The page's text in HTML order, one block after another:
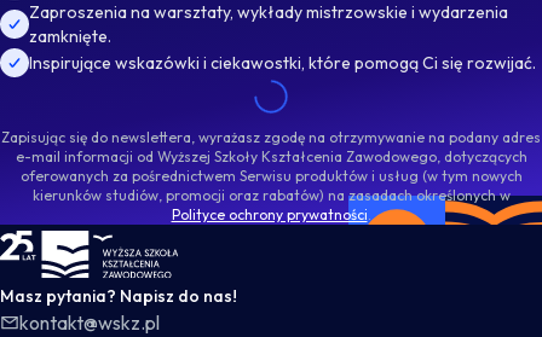
Zaproszenia na warsztaty, wykłady mistrzowskie i wydarzenia
zamknięte.
Inspirujące wskazówki i ciekawostki, które pomogą Ci się rozwijać.
Zapisując się do newslettera, wyrażasz zgodę na otrzymywanie na podany adres
e-mail informacji od Wyższej Szkoły Kształcenia Zawodowego, dotyczących
oferowanych za pośrednictwem Serwisu produktów i usług (w tym nowych
kierunków studiów, promocji oraz rabatów) na zasadach określonych w
Polityce ochrony prywatności.
WSKZ - strona główna
Masz pytania? Napisz do nas!
kontakt@wskz.pl